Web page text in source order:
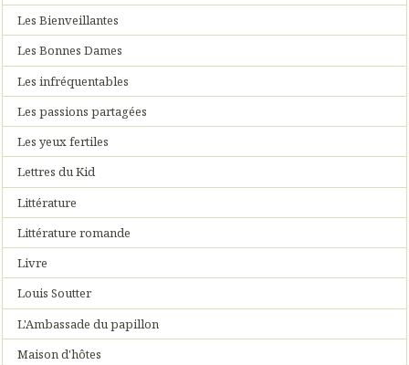
Les Bienveillantes
Les Bonnes Dames
Les infréquentables
Les passions partagées
Les yeux fertiles
Lettres du Kid
Littérature
Littérature romande
Livre
Louis Soutter
L'Ambassade du papillon
Maison d'hôtes